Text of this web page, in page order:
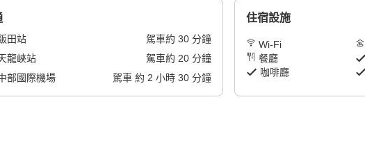
田站 駕車約 30分鐘
龍峽站
駕車約 20分鐘
部國際機場
駕車約 2 小時 30分鐘
住宿設施
Wi-Fi
餐廳
咖啡廳